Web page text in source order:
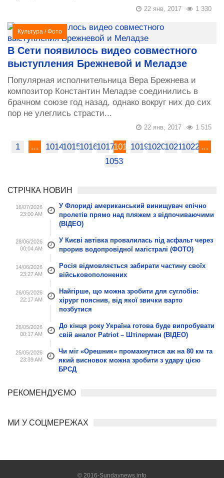
1 330
22 янв, 2017
Культура /Фото
В Сети появилось видео совместного
выступления Брежневой и Меладзе
Популярная исполнительница Вера Брежнева и
композитор Константин Меладзе соединились в
брачном союзе год назад, однако вокруг них до сих
пор не улеглись страсти...
1 515
22 янв, 2017
1 ... 101410151016101710181019102010211022 ...
1053
СТРІЧКА НОВИН
16/07/2026
23:00 AM
У Флориді американський винищувач епічно
пролетів прямо над пляжем з відпочиваючими
(ВІДЕО)
28/06/2026
00:04 AM
У Києві автівка провалилась під асфальт через
прорив водопровідної магістралі (ФОТО)
14/06/2026
23:27 AM
Росія відмовляється забирати частину своїх
військовополонених
26/05/2026
22:17 AM
Найгірше, що можна зробити для суглобів:
хірург пояснив, від якої звички варто
позбутися
26/05/2026
00:17 AM
До кінця року Україна готова буде випробувати
свій аналог Patriot – Штілерман (ВІДЕО)
25/05/2026
23:39 AM
Чи міг «Орешник» промахнутися аж на 80 км та
який висновок можна зробити з удару цією
БРСД
РЕКОМЕНДУЄМО
МИ У СОЦМЕРЕЖАХ
© 2016-Sundaynews.info